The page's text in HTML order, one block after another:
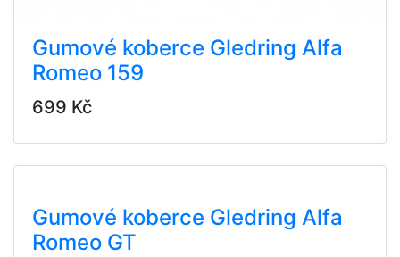
Gumové koberce Gledring Alfa
Romeo 159
699 Kč
Gumové koberce Gledring Alfa
Romeo GT